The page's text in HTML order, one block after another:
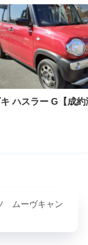
ハスラー G【成約
ムーヴキャン